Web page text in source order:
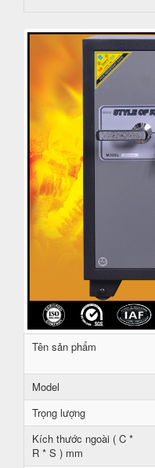
Tên sản phẩm
Model
Trọng lượng
Kích thước ngoài ( C *
R * S ) mm